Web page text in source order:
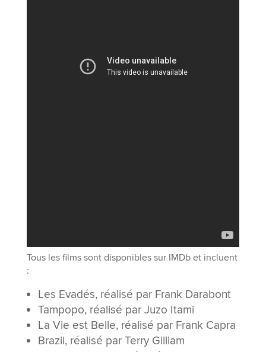
Tous les films sont disponibles sur IMDb et incluent
:
Les Evadés, réalisé par Frank Darabont
Tampopo, réalisé par Juzo Itami
La Vie est Belle, réalisé par Frank Capra
Brazil, réalisé par Terry Gilliam